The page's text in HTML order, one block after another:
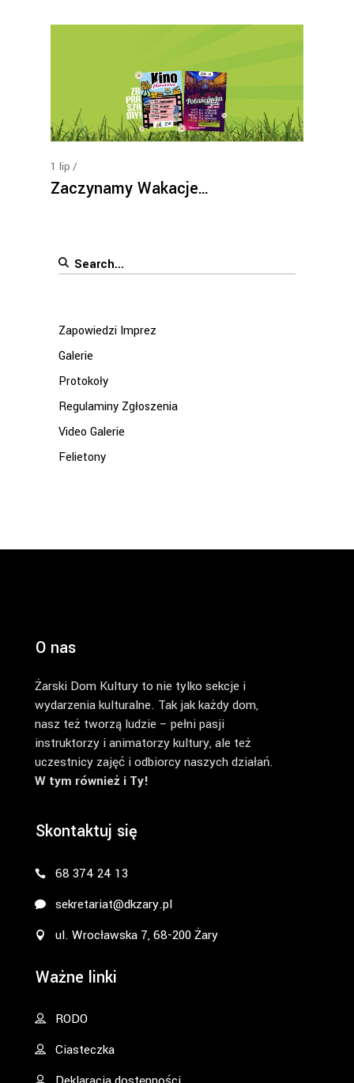
1 lip
Zaczynamy Wakacje…
Search
Zapowiedzi Imprez
Galerie
Protokoły
Regulaminy Zgłoszenia
Video Galerie
Felietony
O nas
Żarski Dom Kultury to nie tylko sekcje i
wydarzenia kulturalne. Tak jak każdy dom,
nasz też tworzą ludzie – pełni pasji
instruktorzy i animatorzy kultury, ale też
uczestnicy zajęć i odbiorcy naszych działań.
W tym również i Ty!
Skontaktuj się
68 374 24 13
sekretariat@dkzary.pl
ul. Wrocławska 7, 68-200 Żary
Ważne linki
RODO
Ciasteczka